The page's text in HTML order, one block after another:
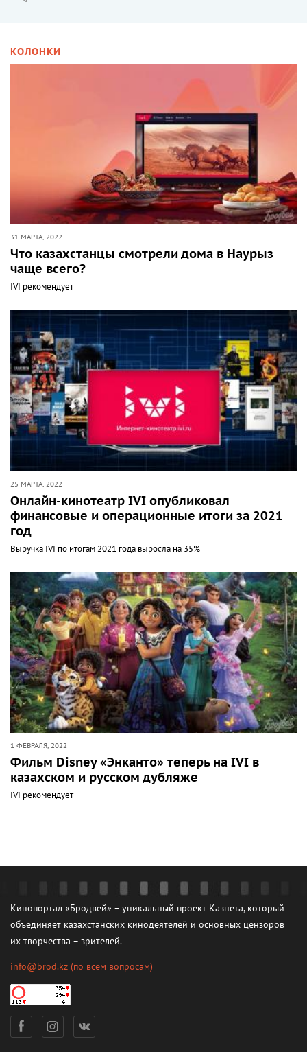
КОЛОНКИ
31 МАРТА, 2022
Что казахстанцы смотрели дома в Наурыз
чаще всего?
IVI рекомендует
25 МАРТА, 2022
Онлайн-кинотеатр IVI опубликовал
финансовые и операционные итоги за 2021
год
Выручка IVI по итогам 2021 года выросла на 35%
1 ФЕВРАЛЯ, 2022
Фильм Disney «Энканто» теперь на IVI в
казахском и русском дубляже
IVI рекомендует
Кинопортал «Бродвей» – уникальный проект Казнета, который
объединяет казахстанских кинодеятелей и основных цензоров
их творчества – зрителей.
info@brod.kz (по всем вопросам)